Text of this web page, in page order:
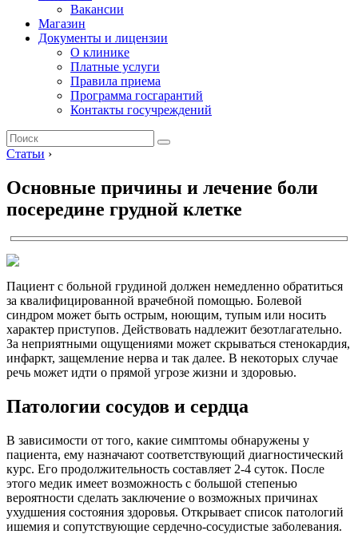
Вакансии
Магазин
Документы и лицензии
О клинике
Платные услуги
Правила приема
Программа госгарантий
Контакты госучреждений
Статьи ›
Основные причины и лечение боли
посередине грудной клетке
Пациент с больной грудиной должен немедленно обратиться
за квалифицированной врачебной помощью. Болевой
синдром может быть острым, ноющим, тупым или носить
характер приступов. Действовать надлежит безотлагательно.
За неприятными ощущениями может скрываться стенокардия,
инфаркт, защемление нерва и так далее. В некоторых случае
речь может идти о прямой угрозе жизни и здоровью.
Патологии сосудов и сердца
В зависимости от того, какие симптомы обнаружены у
пациента, ему назначают соответствующий диагностический
курс. Его продолжительность составляет 2-4 суток. После
этого медик имеет возможность с большой степенью
вероятности сделать заключение о возможных причинах
ухудшения состояния здоровья. Открывает список патологий
ишемия и сопутствующие сердечно-сосудистые заболевания.